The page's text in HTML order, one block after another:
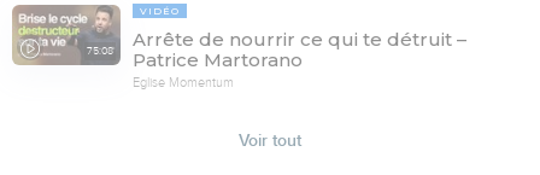
75:08
VIDÉO
Arrête de nourrir ce qui te détruit –
Patrice Martorano
Eglise Momentum
Voir tout